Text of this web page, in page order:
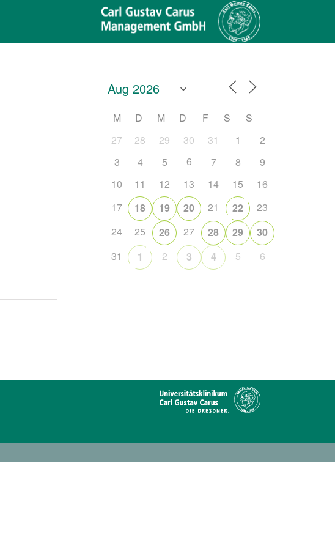
Office 365 Outlook Live
M D M D F S
S
27
28 29 30 31 1
2
3
4 5 6 7 8
9
10
11 12 13 14 15
16
17
18 19 20 21 22
23
24
25 26 27 28 29
30
31
1 2 3 4 5 6